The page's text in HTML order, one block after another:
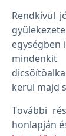
Rendkívül
kerül majd
További
honlapján